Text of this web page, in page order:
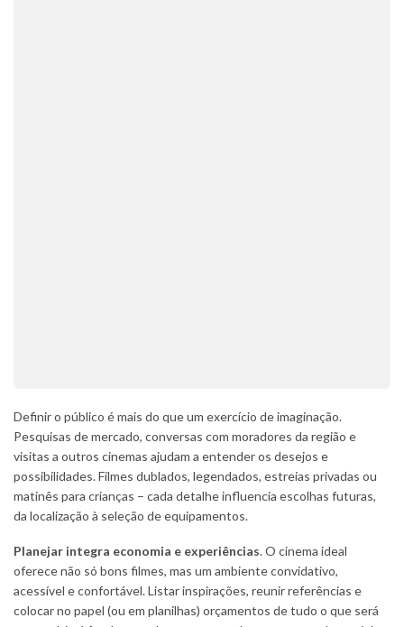
Definir o público é mais do que um exercício de imaginação.
Pesquisas de mercado, conversas com moradores da região e
visitas a outros cinemas ajudam a entender os desejos e
possibilidades. Filmes dublados, legendados, estreias privadas ou
matinês para crianças – cada detalhe influencia escolhas futuras,
da localização à seleção de equipamentos.
Planejar integra economia e experiências. O cinema ideal
oferece não só bons filmes, mas um ambiente convidativo,
acessível e confortável. Listar inspirações, reunir referências e
colocar no papel (ou em planilhas) orçamentos de tudo o que será